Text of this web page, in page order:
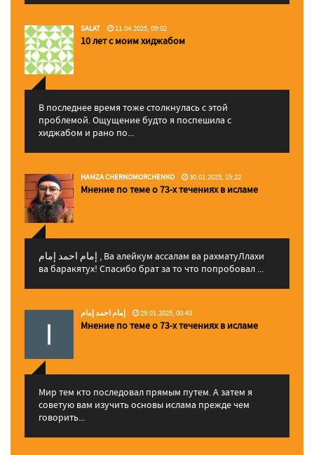
SALAT 11.04.2025, 09:02
10 лет с моим хиджабом
В последнее время тоже столкнулась с этой
проблемой. Ощущение будто я поспешила с
хиджабом и рано по...
HAMZA CHERNOMORCHENKO 30.01.2025, 15:22
Мнение по теме о 73-х течениях в исламе
إمام احمد إمام , Ва алейкум ассалам ва рахматуЛлахи
ва баракятух! Спасибо брат за то что попробовал ...
إمام احمد إمام 29.01.2025, 00:43
Мнение по теме о 73-х течениях в исламе
Мир тем кто последовал прямым путем. А затем я
советую вам изучить основы ислама прежде чем
говорить...